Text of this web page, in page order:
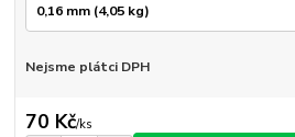
Nejsme plátci DPH
70 Kč/ks